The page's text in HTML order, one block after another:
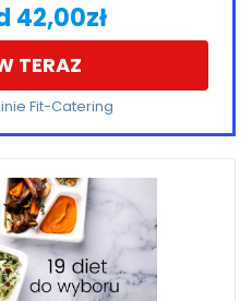
42,00zł
TERAZ
Fit-Catering